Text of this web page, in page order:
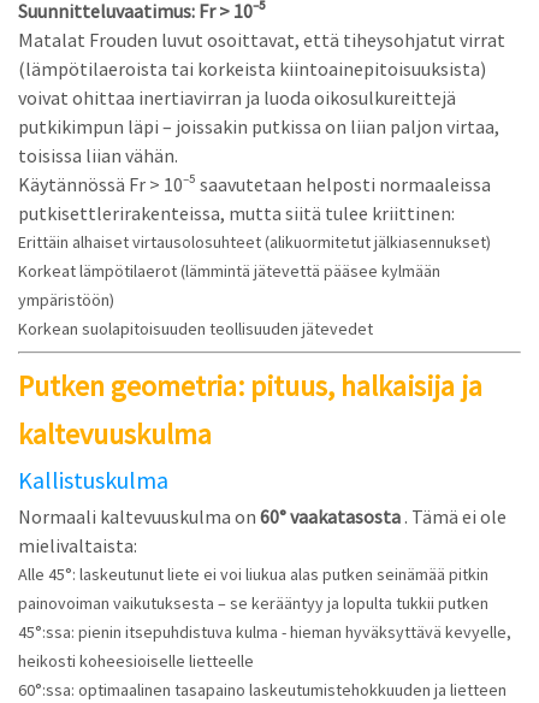
Suunnitteluvaatimus: Fr > 10⁻⁵
Matalat Frouden luvut osoittavat, että tiheysohjatut virrat
(lämpötilaeroista tai korkeista kiintoainepitoisuuksista)
voivat ohittaa inertiavirran ja luoda oikosulkureittejä
putkikimpun läpi – joissakin putkissa on liian paljon virtaa,
toisissa liian vähän.
Käytännössä Fr > 10⁻⁵ saavutetaan helposti normaaleissa
putkisettlerirakenteissa, mutta siitä tulee kriittinen:
Erittäin alhaiset virtausolosuhteet (alikuormitetut jälkiasennukset)
Korkeat lämpötilaerot (lämmintä jätevettä pääsee kylmään
ympäristöön)
Korkean suolapitoisuuden teollisuuden jätevedet
Putken geometria: pituus, halkaisija ja
kaltevuuskulma
Kallistuskulma
Normaali kaltevuuskulma on 60° vaakatasosta . Tämä ei ole
mielivaltaista:
Alle 45°: laskeutunut liete ei voi liukua alas putken seinämää pitkin
painovoiman vaikutuksesta – se kerääntyy ja lopulta tukkii putken
45°:ssa: pienin itsepuhdistuva kulma - hieman hyväksyttävä kevyelle,
heikosti koheesioiselle lietteelle
60°:ssa: optimaalinen tasapaino laskeutumistehokkuuden ja lietteen